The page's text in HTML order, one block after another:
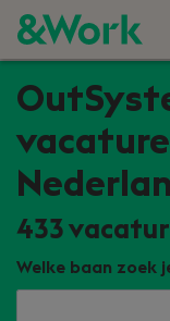
433
Welke baan zoek